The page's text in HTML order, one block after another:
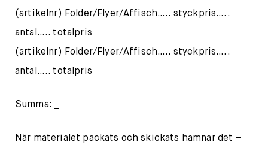
(artikelnr) Folder/Flyer/Affisch….. styckpris…..
antal….. totalpris
(artikelnr) Folder/Flyer/Affisch….. styckpris…..
antal….. totalpris
Summa:
När materialet packats och skickats hamnar det –